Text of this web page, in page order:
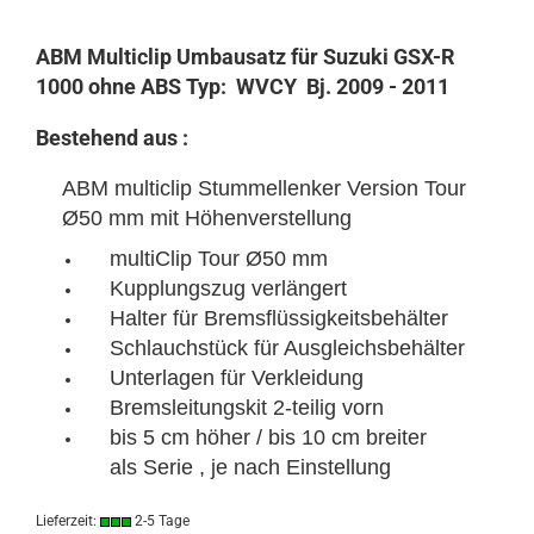
ABM Multiclip Umbausatz für Suzuki GSX-R
1000 ohne ABS Typ: WVCY Bj. 2009 - 2011
Bestehend aus :
ABM multiclip Stummellenker Version Tour
Ø50 mm mit Höhenverstellung
multiClip Tour Ø50 mm
Kupplungszug verlängert
Halter für Bremsflüssigkeitsbehälter
Schlauchstück für Ausgleichsbehälter
Unterlagen für Verkleidung
Bremsleitungskit 2-teilig vorn
bis 5 cm höher / bis 10 cm breiter
als Serie , je nach Einstellung
Lieferzeit: 2-5 Tage